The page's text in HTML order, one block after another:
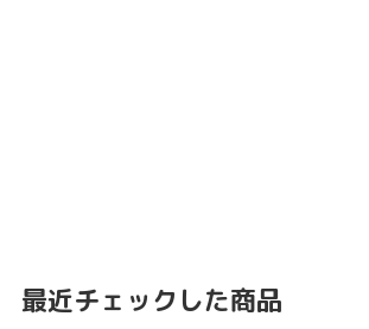
最近チェックした商品